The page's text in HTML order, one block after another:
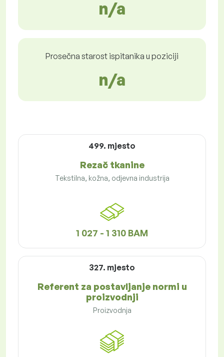
n/a
Prosečna starost ispitanika u poziciji
n/a
499. mjesto
Rezač tkanine
Tekstilna, kožna, odjevna industrija
1 027 - 1 310 BAM
327. mjesto
Referent za postavljanje normi u
proizvodnji
Proizvodnja